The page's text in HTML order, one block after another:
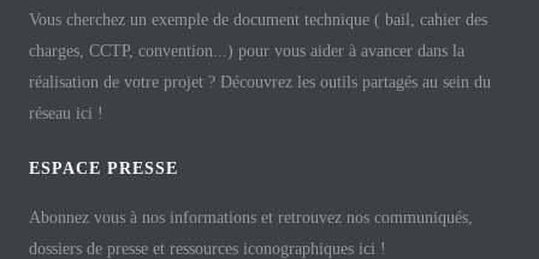
Vous cherchez un exemple de document technique ( bail, cahier des
charges, CCTP, convention...) pour vous aider à avancer dans la
réalisation de votre projet ? Découvrez les outils partagés au sein du
réseau ici !
ESPACE PRESSE
Abonnez vous à nos informations et retrouvez nos communiqués,
dossiers de presse et ressources iconographiques ici !